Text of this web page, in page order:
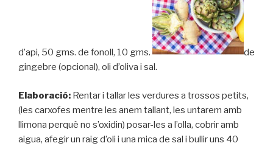
d’api, 50 gms. de fonoll, 10 gms.
de
gingebre (opcional), oli d’oliva i sal.
Elaboració: Rentar i tallar les verdures a trossos petits,
(les carxofes mentre les anem tallant, les untarem amb
llimona perquè no s’oxidin) posar-les a l’olla, cobrir amb
aigua, afegir un raig d’oli i una mica de sal i bullir uns 40